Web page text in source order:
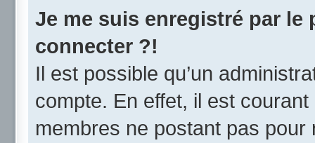
Je me suis enregistré par le
connecter ?!
Il est possible qu’un
compte. En effet, il est
membres ne postant pas